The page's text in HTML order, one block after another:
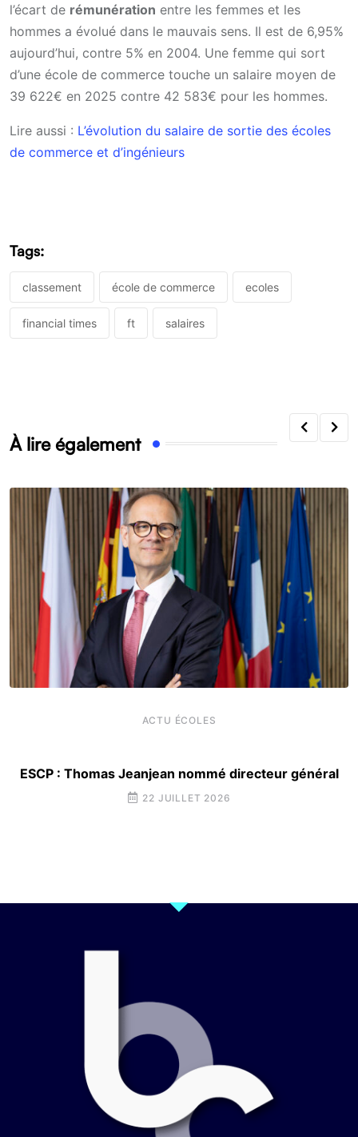
l’écart de rémunération entre les femmes et les
hommes a évolué dans le mauvais sens. Il est de 6,95%
aujourd’hui, contre 5% en 2004. Une femme qui sort
d’une école de commerce touche un salaire moyen de
39 622€ en 2025 contre 42 583€ pour les hommes.
Lire aussi : L’évolution du salaire de sortie des écoles
de commerce et d’ingénieurs
Tags:
classement école de commerce ecoles
financial times ft salaires
À lire également
ACTU ÉCOLES
ESCP : Thomas Jeanjean nommé directeur général
22 JUILLET 2026